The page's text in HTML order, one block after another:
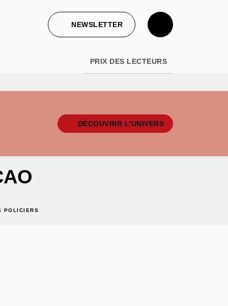
NEWSLETTER
PRIX DES LECTEURS
DÉCOUVRIR L'UNIVERS
POLICIERS